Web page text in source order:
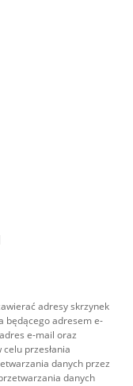
adresy skrzynek
będącego adresem e-
e-mail oraz
przesłania
danych przez
danych